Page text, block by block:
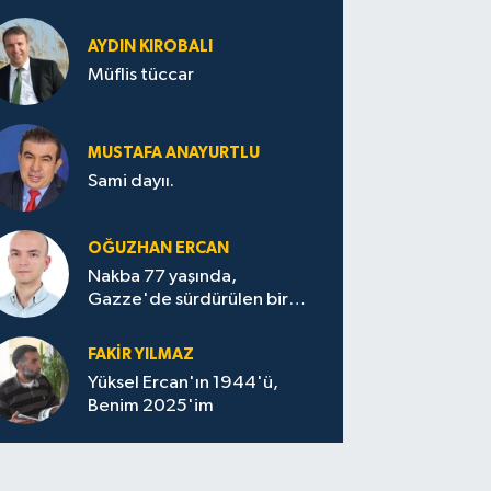
AYDIN KIROBALI
Müflis tüccar
MUSTAFA ANAYURTLU
Sami dayıı.
OĞUZHAN ERCAN
Nakba 77 yaşında,
Gazze'de sürdürülen bir
FAKİR YILMAZ
Yüksel Ercan'ın 1944'ü,
Benim 2025'im